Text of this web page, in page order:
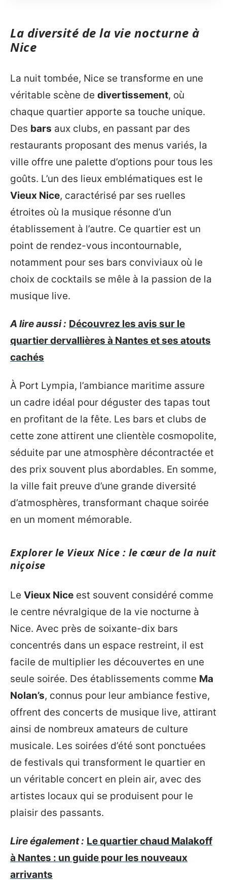
La diversité de la vie nocturne à
Nice
La nuit tombée, Nice se transforme en une
véritable scène de divertissement, où
chaque quartier apporte sa touche unique.
Des bars aux clubs, en passant par des
restaurants proposant des menus variés, la
ville offre une palette d’options pour tous les
goûts. L’un des lieux emblématiques est le
Vieux Nice, caractérisé par ses ruelles
étroites où la musique résonne d’un
établissement à l’autre. Ce quartier est un
point de rendez-vous incontournable,
notamment pour ses bars conviviaux où le
choix de cocktails se mêle à la passion de la
musique live.
A lire aussi : Découvrez les avis sur le
quartier dervallières à Nantes et ses atouts
cachés
À Port Lympia, l’ambiance maritime assure
un cadre idéal pour déguster des tapas tout
en profitant de la fête. Les bars et clubs de
cette zone attirent une clientèle cosmopolite,
séduite par une atmosphère décontractée et
des prix souvent plus abordables. En somme,
la ville fait preuve d’une grande diversité
d’atmosphères, transformant chaque soirée
en un moment mémorable.
Explorer le Vieux Nice : le cœur de la nuit
niçoise
Le Vieux Nice est souvent considéré comme
le centre névralgique de la vie nocturne à
Nice. Avec près de soixante-dix bars
concentrés dans un espace restreint, il est
facile de multiplier les découvertes en une
seule soirée. Des établissements comme Ma
Nolan’s, connus pour leur ambiance festive,
offrent des concerts de musique live, attirant
ainsi de nombreux amateurs de culture
musicale. Les soirées d’été sont ponctuées
de festivals qui transforment le quartier en
un véritable concert en plein air, avec des
artistes locaux qui se produisent pour le
plaisir des passants.
Lire également : Le quartier chaud Malakoff
à Nantes : un guide pour les nouveaux
arrivants